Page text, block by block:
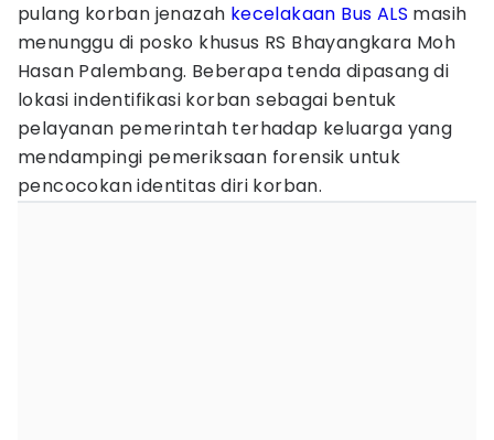
pulang korban jenazah kecelakaan Bus ALS masih
menunggu di posko khusus RS Bhayangkara Moh
Hasan Palembang. Beberapa tenda dipasang di
lokasi indentifikasi korban sebagai bentuk
pelayanan pemerintah terhadap keluarga yang
mendampingi pemeriksaan forensik untuk
pencocokan identitas diri korban.